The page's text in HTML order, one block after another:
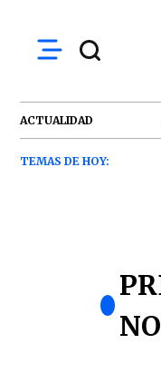
ACTUALIDAD
TEMAS DE HOY: